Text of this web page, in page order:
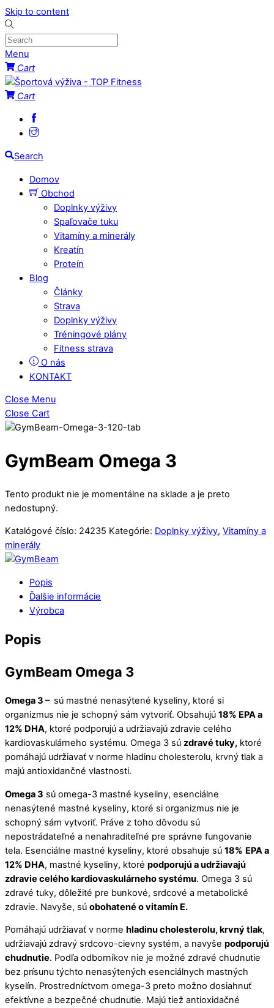
Skip to content
Menu
Cart
Cart
Search
Domov
Obchod
Doplnky výživy
Spaľovače tuku
Vitamíny a minerály
Kreatín
Proteín
Blog
Články
Strava
Doplnky výživy
Tréningové plány
Fitness strava
O nás
KONTAKT
Close Menu
Close Cart
GymBeam Omega 3
Tento produkt nie je momentálne na sklade a je preto
nedostupný.
Katalógové číslo: 24235 Kategórie: Doplnky výživy, Vitamíny a
minerály
Popis
Ďalšie informácie
Výrobca
Popis
GymBeam Omega 3
Omega 3 – sú mastné nenasýtené kyseliny, ktoré si
organizmus nie je schopný sám vytvoriť. Obsahujú 18% EPA a
12% DHA, ktoré podporujú a udržiavajú zdravie celého
kardiovaskulárneho systému. Omega 3 sú zdravé tuky, ktoré
pomáhajú udržiavať v norme hladinu cholesterolu, krvný tlak a
majú antioxidančné vlastnosti.
Omega 3 sú omega-3 mastné kyseliny, esenciálne
nenasýtené mastné kyseliny, ktoré si organizmus nie je
schopný sám vytvoriť. Práve z toho dôvodu sú
nepostrádateľné a nenahraditeľné pre správne fungovanie
tela. Esenciálne mastné kyseliny, ktoré obsahuje sú 18% EPA a
12% DHA, mastné kyseliny, ktoré podporujú a udržiavajú
zdravie celého kardiovaskulárneho systému. Omega 3 sú
zdravé tuky, dôležité pre bunkové, srdcové a metabolické
zdravie. Navyše, sú obohatené o vitamín E.
Pomáhajú udržiavať v norme hladinu cholesterolu, krvný tlak,
udržiavajú zdravý srdcovo-cievny systém, a navyše podporujú
chudnutie. Podľa odborníkov nie je možné zdravé chudnutie
bez prísunu týchto nenasýtených esenciálnych mastných
kyselín. Prostredníctvom omega-3 preto možno dosiahnuť
efektívne a bezpečné chudnutie. Majú tiež antioxidačné